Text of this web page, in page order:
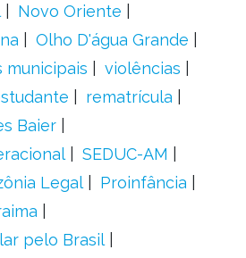
Novo Oriente
Olho D'água Grande
municipais
violências
rematrícula
Baier
SEDUC-AM
Legal
Proinfância
pelo Brasil